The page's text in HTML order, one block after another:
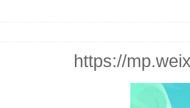
https://